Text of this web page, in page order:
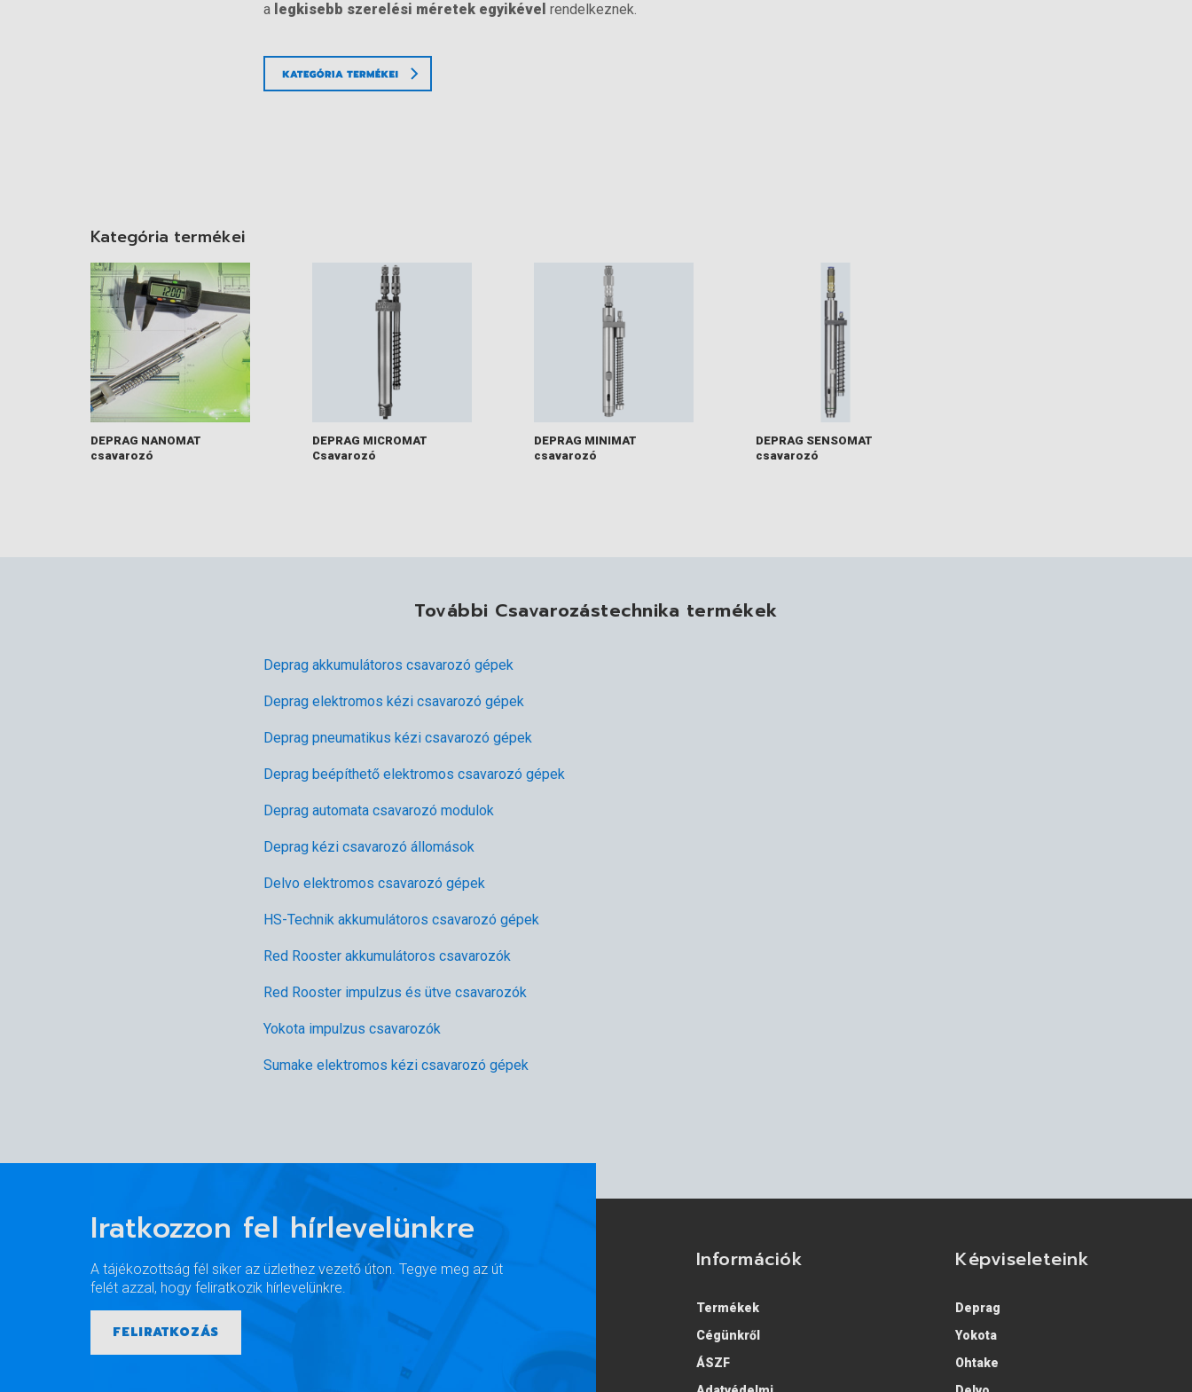
a legkisebb szerelési méretek egyikével rendelkeznek.
Kategória termékei
DEPRAG NANOMAT
csavarozó
DEPRAG MICROMAT
Csavarozó
DEPRAG MINIMAT
csavarozó
DEPRAG SENSOMAT
csavarozó
További Csavarozástechnika termékek
Deprag akkumulátoros csavarozó gépek
Deprag elektromos kézi csavarozó gépek
Deprag pneumatikus kézi csavarozó gépek
Deprag beépíthető elektromos csavarozó gépek
Deprag automata csavarozó modulok
Deprag kézi csavarozó állomások
Delvo elektromos csavarozó gépek
HS-Technik akkumulátoros csavarozó gépek
Red Rooster akkumulátoros csavarozók
Red Rooster impulzus és ütve csavarozók
Yokota impulzus csavarozók
Sumake elektromos kézi csavarozó gépek
Iratkozzon fel hírlevelünkre
A tájékozottság fél siker az üzlethez vezető úton. Tegye meg az út
felét azzal, hogy feliratkozik hírlevelünkre.
FELIRATKOZÁS
Információk
Termékek
Cégünkről
ÁSZF
Képviseleteink
Deprag
Yokota
Ohtake